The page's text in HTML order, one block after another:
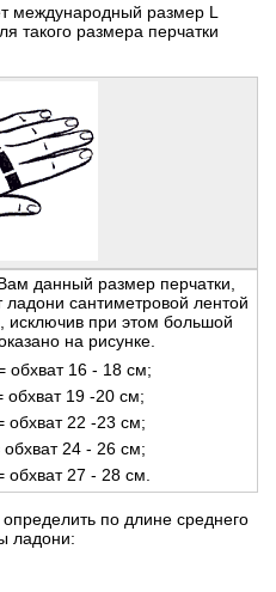
международный размер L
такого размера перчатки
данный размер перчатки,
сантиметровой лентой
исключив при этом большой
на рисунке.
обхват 16 - 18 см;
обхват 19 -20 см;
обхват 22 -23 см;
24 - 26 см;
обхват 27 - 28 см.
по длине среднего
ладони: